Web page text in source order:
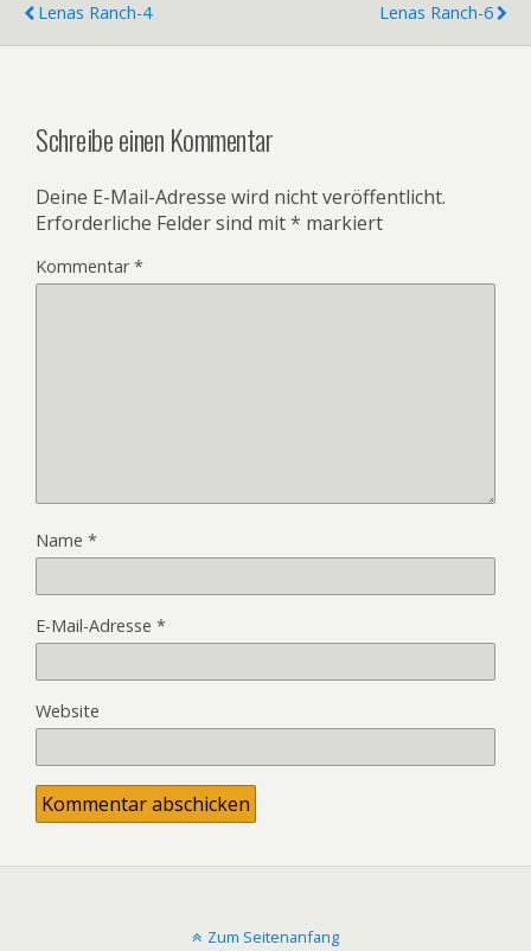
Lenas Ranch-4
Lenas Ranch-6
Schreibe einen Kommentar
Deine E-Mail-Adresse wird nicht veröffentlicht.
Erforderliche Felder sind mit* markiert
Kommentar*
Name *
E-Mail-Adresse *
Website
Zum Seitenanfang